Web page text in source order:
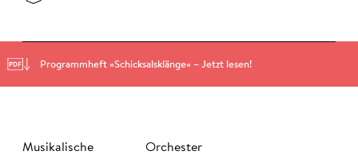
Programmheft »Schicksalsklänge« – Jetzt lesen!
Musikalische
Orchester